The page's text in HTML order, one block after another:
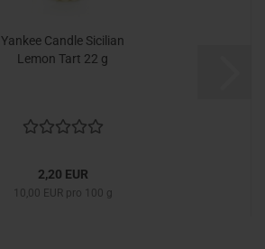
Yankee Candle Sicilian
Lemon Tart 22 g
2,20 EUR
10,00 EUR pro 100 g